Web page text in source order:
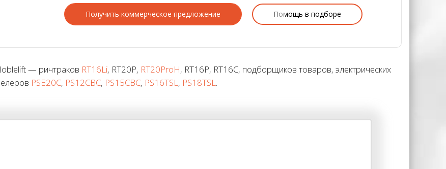
Получить коммерческое предложение Помощь в подборе
— ричтраков RT16Li, RT20P, RT20ProH, RT16P, RT16C, подборщиков товаров, электрических
PSE20C, PS12CBC, PS15CBC, PS16TSL, PS18TSL.